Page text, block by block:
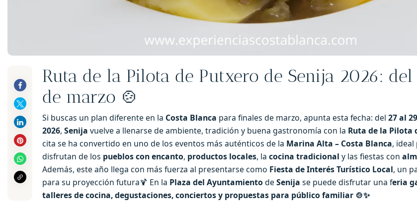
Ruta de la Pilota de Putxero de Senija 2026:
de marzo 🍲
Si buscas un plan diferente en la Costa Blanca para finales de marzo, apunta esta fecha: del 27 al
2026, Senija vuelve a llenarse de ambiente, tradición y buena gastronomía con la Ruta de la Pilota
cita se ha convertido en uno de los eventos más auténticos de la Marina Alta – Costa Blanca, ideal
disfrutan de los pueblos con encanto, productos locales, la cocina tradicional y las fiestas con
Además, este año llega con más fuerza al presentarse como Fiesta de Interés Turístico Local, un
para su proyección futura🍹 En la Plaza del Ayuntamiento de Senija se puede disfrutar una feria
talleres de cocina, degustaciones, conciertos y propuestas para público familiar 🍲✨